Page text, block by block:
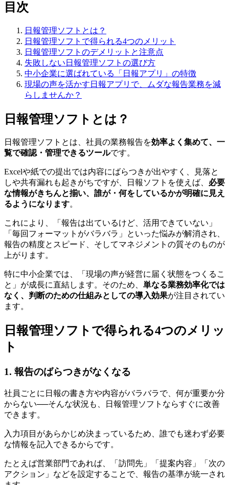
目次
日報管理ソフトとは？
日報管理ソフトで得られる4つのメリット
日報管理ソフトのデメリットと注意点
失敗しない日報管理ソフトの選び方
中小企業に選ばれている「日報アプリ」の特徴
現場の声を活かす日報アプリで、ムダな報告業務を減
らしませんか？
日報管理ソフトとは？
日報管理ソフトとは、社員の業務報告を効率よく集めて、一
覧で確認・管理できるツールです。
Excelや紙での提出では内容にばらつきが出やすく、見落と
しや共有漏れも起きがちですが、日報ソフトを使えば、 必要
な情報がきちんと揃い、誰が・何をしているかが明確に見え
るようになります。
これにより、「報告は出ているけど、活用できていない」
「毎回フォーマットがバラバラ」といった悩みが解消され、
報告の精度とスピード、そしてマネジメントの質そのものが
上がります。
特に中小企業では、「現場の声が経営に届く状態をつくるこ
と」が成長に直結します。そのため、 単なる業務効率化では
なく、判断のための仕組みとしての導入効果が注目されてい
ます。
日報管理ソフトで得られる4つのメリッ
ト
1. 報告のばらつきがなくなる
社員ごとに日報の書き方や内容がバラバラで、何が重要か分
からない──そんな状況も、日報管理ソフトならすぐに改善
できます。
入力項目があらかじめ決まっているため、誰でも迷わず必要
な情報を記入できるからです。
たとえば営業部門であれば、「訪問先」「提案内容」「次の
アクション」などを設定することで、報告の基準が統一され